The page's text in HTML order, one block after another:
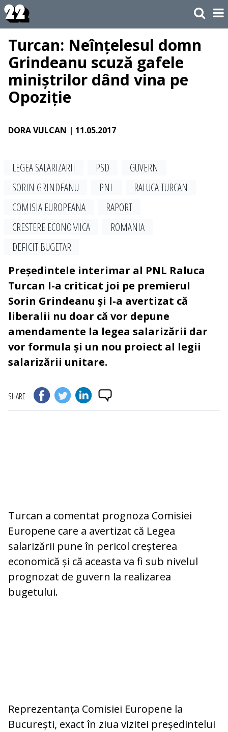
Turcan: Neînțelesul domn
Grindeanu scuză gafele
miniștrilor dând vina pe
Opoziție
DORA VULCAN | 11.05.2017
LEGEA SALARIZARII PSD
GUVERN
SORIN GRINDEANU
PNL
RALUCA TURCAN
COMISIA EUROPEANA
RAPORT
CRESTERE ECONOMICA
ROMANIA
DEFICIT BUGETAR
Președintele interimar al PNL Raluca
Turcan l-a criticat joi pe premierul
Sorin Grindeanu și l-a avertizat că
liberalii nu doar că vor depune
amendamente la legea salarizării dar
vor formula și un nou proiect al legii
salarizării unitare.
SHARE
Turcan a comentat prognoza Comisiei
Europene care a avertizat că Legea
salarizării pune în pericol creșterea
economică și că aceasta va fi sub nivelul
prognozat de guvern la realizarea
bugetului.
Reprezentanța Comisiei Europene la
București, exact în ziua vizitei președintelui